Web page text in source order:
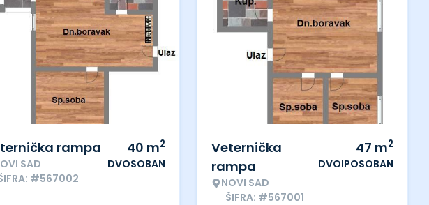
rampa
SAD
#567002
40 m2
DVOSOBAN
Veternička
rampa
NOVI SAD
ŠIFRA: #567001
47 m2
DVOIPOSOBAN